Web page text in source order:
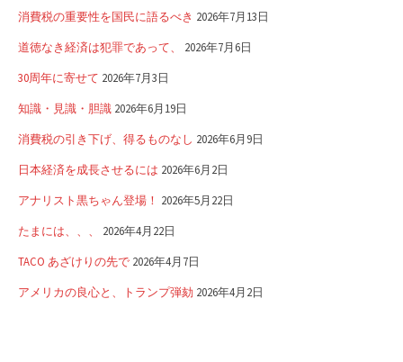
消費税の重要性を国民に語るべき 2026年7月13日
道徳なき経済は犯罪であって、 2026年7月6日
30周年に寄せて 2026年7月3日
知識・見識・胆識 2026年6月19日
消費税の引き下げ、得るものなし 2026年6月9日
日本経済を成長させるには 2026年6月2日
アナリスト黒ちゃん登場！ 2026年5月22日
たまには、、、 2026年4月22日
TACO あざけりの先で 2026年4月7日
アメリカの良心と、トランプ弾劾 2026年4月2日